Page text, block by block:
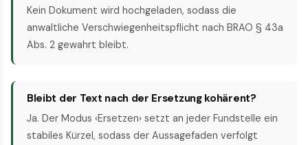
Kein Dokument wird hochgeladen, sodass die
anwaltliche Verschwiegenheitspflicht nach BRAO § 43a
Abs. 2 gewahrt bleibt.
Bleibt der Text nach der Ersetzung kohärent?
Ja. Der Modus ‹Ersetzen› setzt an jeder Fundstelle ein
stabiles Kürzel, sodass der Aussagefaden verfolgt